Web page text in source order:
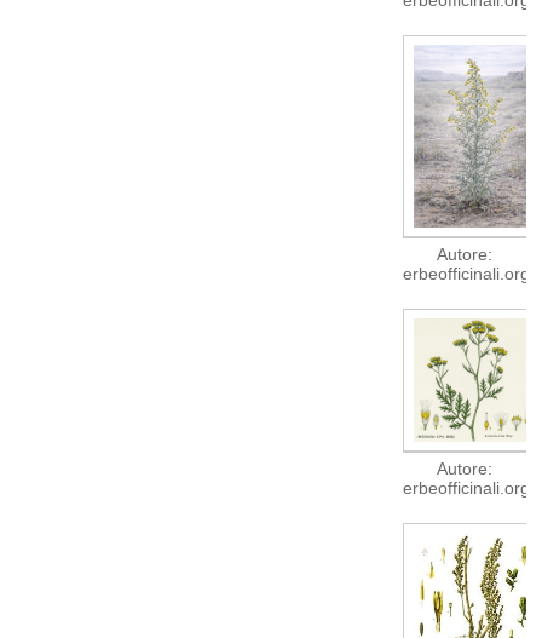
Autore:
erbeofficinali.org
Autore:
erbeofficinali.org